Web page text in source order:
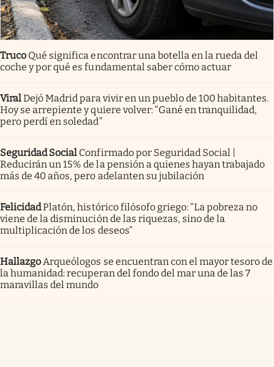
Truco Qué significa encontrar una botella en la rueda del
coche y por qué es fundamental saber cómo actuar
ViralDejó Madrid para vivir en un pueblo de 100 habitantes.
Hoy se arrepiente y quiere volver: “Gané en tranquilidad,
pero perdí en soledad”
Seguridad Social Confirmado por Seguridad Social |
Reducirán un 15% de la pensión a quienes hayan trabajado
más de 40 años, pero adelanten su jubilación
FelicidadPlatón, histórico filósofo griego: “La pobreza no
viene de la disminución de las riquezas, sino de la
multiplicación de los deseos”
Hallazgo Arqueólogos se encuentran con el mayor tesoro de
la humanidad: recuperan del fondo del mar una de las 7
maravillas del mundo